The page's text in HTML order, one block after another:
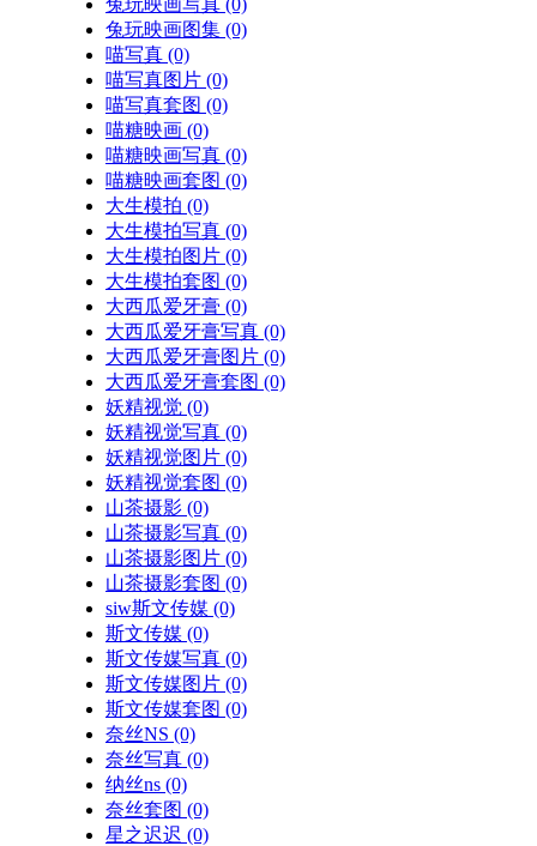
兔玩映画写真 (0)
兔玩映画图集 (0)
喵写真 (0)
喵写真图片 (0)
喵写真套图 (0)
喵糖映画 (0)
喵糖映画写真 (0)
喵糖映画套图 (0)
大生模拍 (0)
大生模拍写真 (0)
大生模拍图片 (0)
大生模拍套图 (0)
大西瓜爱牙膏 (0)
大西瓜爱牙膏写真 (0)
大西瓜爱牙膏图片 (0)
大西瓜爱牙膏套图 (0)
妖精视觉 (0)
妖精视觉写真 (0)
妖精视觉图片 (0)
妖精视觉套图 (0)
山茶摄影 (0)
山茶摄影写真 (0)
山茶摄影图片 (0)
山茶摄影套图 (0)
siw斯文传媒 (0)
斯文传媒 (0)
斯文传媒写真 (0)
斯文传媒图片 (0)
斯文传媒套图 (0)
奈丝NS (0)
奈丝写真 (0)
纳丝ns (0)
奈丝套图 (0)
星之迟迟 (0)